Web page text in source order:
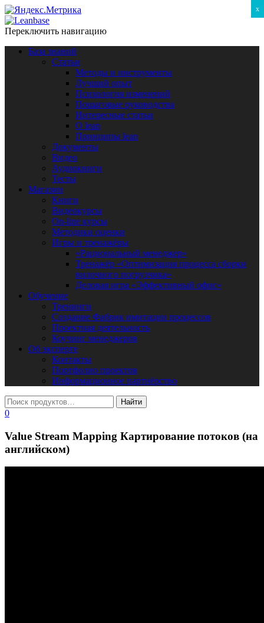
Переключить навигацию
База знаний
Статьи
Методы и инструменты
Лучший опыт
Психология изменений
Пошаговые руководства
Интересные статьи
O lean
Принципы lean
Документы
Видео
Аудиокниги
Тесты
Магазин
Книги
Видеокурсы
On-line курсы
Методики оценки
Игры и тренажёры
«Рациональный менеджер»
Тренажёр «Оптимизация процесса сборки
вилочного погрузчика»
Деловая игра «Эффективный офис»
Обучение
Тренинги
Создание Фабрик имитации процессов
Проектная деятельность
Коучинг менеджеров
Об эксперте
Контакты
Портфолио проектов
Информационное партнёрство
0
Value Stream Mapping Картирование потоков (на
английском)
x